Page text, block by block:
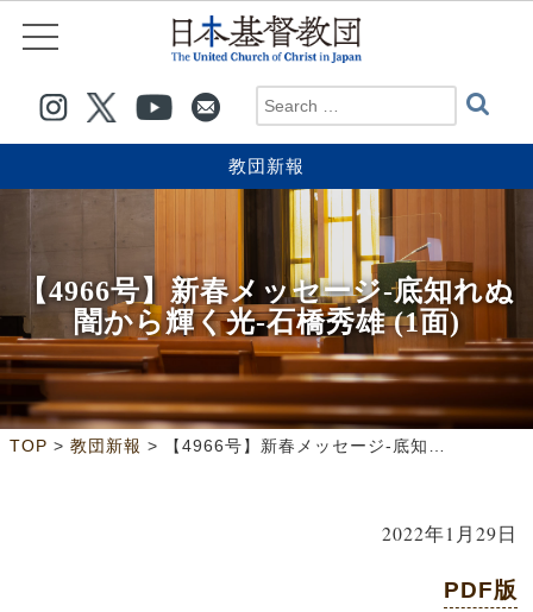
教団新報
【4966号】新春メッセージ-底知れぬ
闇から輝く光-石橋秀雄 (1面)
TOP > 教団新報 > 【4966号】新春メッセージ-底知れぬ闇から輝く光-石橋秀雄 (1面)
2022年1月29日
PDF版